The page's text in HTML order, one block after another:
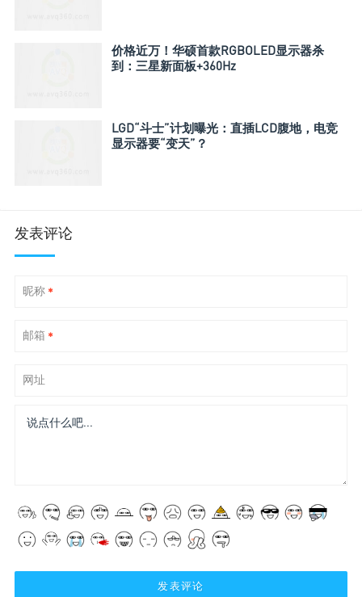
价格近万！华硕首款RGBOLED显示器杀
到：三星新面板+360Hz
LGD“斗士”计划曝光：直插LCD腹地，电竞
显示器要“变天”？
发表评论
昵称 *
邮箱 *
网址